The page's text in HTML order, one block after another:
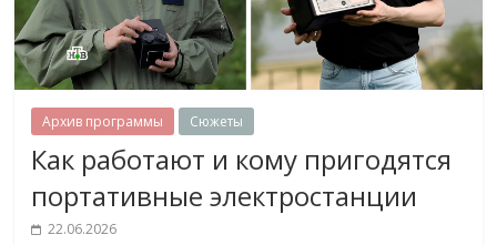
Архив программы Сюжеты
Как работают и кому пригодятся
портативные электростанции
22.06.2026